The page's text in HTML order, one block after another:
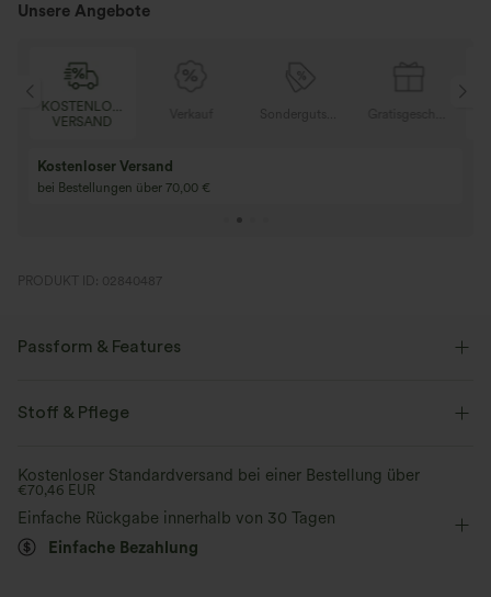
Unsere Angebote
KOSTENLOSER
VERSAND
Kostenloser Versand
bei Bestellungen über 70,00 €
PRODUKT ID: 02840487
Passform & Features
Vier-Wege-Stretch
Stoff & Pflege
Kostenloser Standardversand bei einer Bestellung über
€70,46 EUR
Einfache Rückgabe innerhalb von 30 Tagen
Einfache Bezahlung